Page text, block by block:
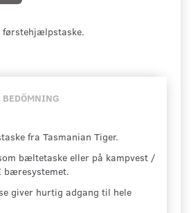
førstehjælpstaske.
BEDÖMNING
fra Tasmanian Tiger.
bæltetaske eller på kampvest /
bæresystemet.
giver hurtig adgang til hele